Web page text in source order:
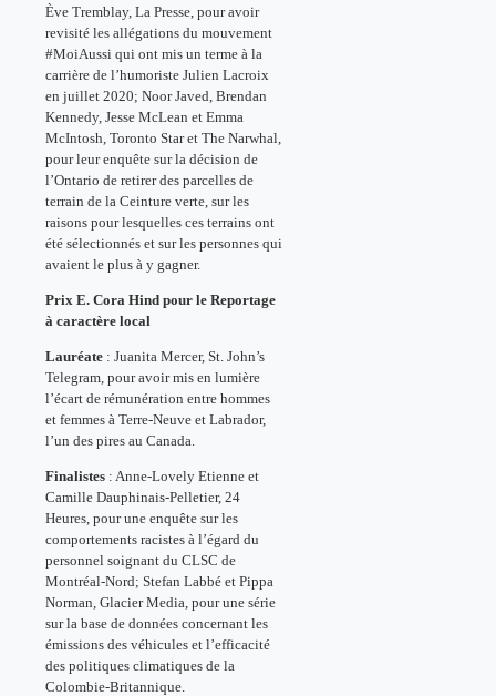
Ève Tremblay, La Presse, pour avoir
revisité les allégations du mouvement
#MoiAussi qui ont mis un terme à la
carrière de l’humoriste Julien Lacroix
en juillet 2020; Noor Javed, Brendan
Kennedy, Jesse McLean et Emma
McIntosh, Toronto Star et The Narwhal,
pour leur enquête sur la décision de
l’Ontario de retirer des parcelles de
terrain de la Ceinture verte, sur les
raisons pour lesquelles ces terrains ont
été sélectionnés et sur les personnes qui
avaient le plus à y gagner.
Prix E. Cora Hind pour le Reportage
à caractère local
Lauréate : Juanita Mercer, St. John’s
Telegram, pour avoir mis en lumière
l’écart de rémunération entre hommes
et femmes à Terre-Neuve et Labrador,
l’un des pires au Canada.
Finalistes : Anne-Lovely Etienne et
Camille Dauphinais-Pelletier, 24
Heures, pour une enquête sur les
comportements racistes à l’égard du
personnel soignant du CLSC de
Montréal-Nord; Stefan Labbé et Pippa
Norman, Glacier Media, pour une série
sur la base de données concernant les
émissions des véhicules et l’efficacité
des politiques climatiques de la
Colombie-Britannique.